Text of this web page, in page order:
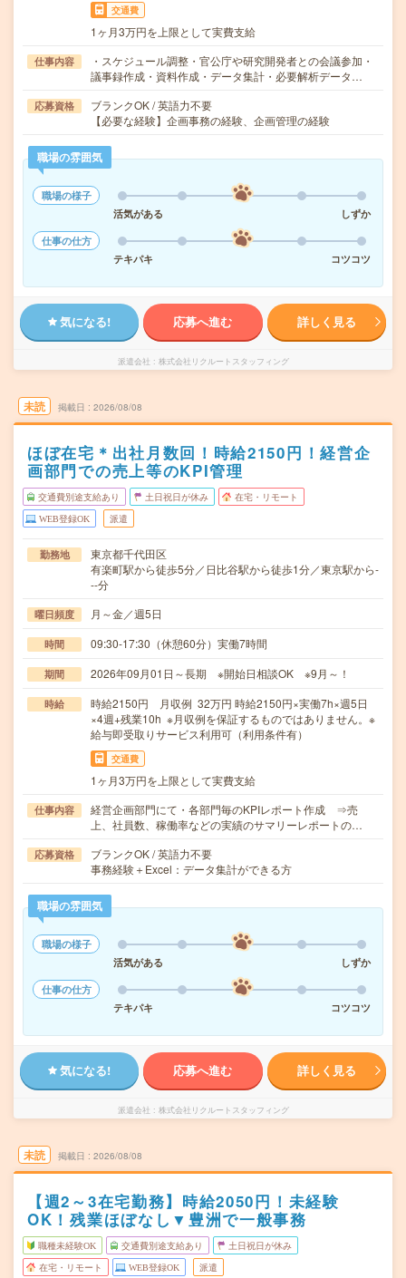
交通費
1ヶ月3万円を上限として実費支給
仕事内容
・スケジュール調整・官公庁や研究開発者との会議参加・
議事録作成・資料作成・データ集計・必要解析データ…
応募資格
ブランクOK / 英語力不要
【必要な経験】企画事務の経験、企画管理の経験
職場の雰囲気
職場の様子
活気がある
しずか
仕事の仕方
テキパキ
コツコツ
気になる! 応募へ進む 詳しく見る
派遣会社 株式会社リクルートスタッフィング
未読 掲載日 2026/08/08
ほぼ在宅＊出社月数回！時給2150円！経営企
画部門での売上等のKPI管理
交通費別途支給あり 土日祝日が休み 在宅・リモート
WEB登録OK 派遣
勤務地
東京都千代田区
有楽町駅から徒歩5分／日比谷駅から徒歩1分／東京駅から-
--分
曜日頻度 月～金／週5日
時間 09:30-17:30（休憩60分）実働7時間
期間 2026年09月01日～長期 ※開始日相談OK ※9月～！
時給
時給2150円 月収例 32万円 時給2150円×実働7h×週5日
×4週+残業10h ※月収例を保証するものではありません。※
給与即受取りサービス利用可（利用条件有）
交通費
1ヶ月3万円を上限として実費支給
仕事内容
経営企画部門にて・各部門毎のKPIレポート作成 ⇒売
上、社員数、稼働率などの実績のサマリーレポートの…
応募資格
ブランクOK / 英語力不要
事務経験＋Excel：データ集計ができる方
職場の雰囲気
職場の様子
活気がある
しずか
仕事の仕方
テキパキ
コツコツ
気になる! 応募へ進む 詳しく見る
派遣会社 株式会社リクルートスタッフィング
未読 掲載日 2026/08/08
【週2～3在宅勤務】時給2050円！未経験
OK！残業ほぼなし▼豊洲で一般事務
職種未経験OK 交通費別途支給あり 土日祝日が休み
在宅・リモート WEB登録OK 派遣